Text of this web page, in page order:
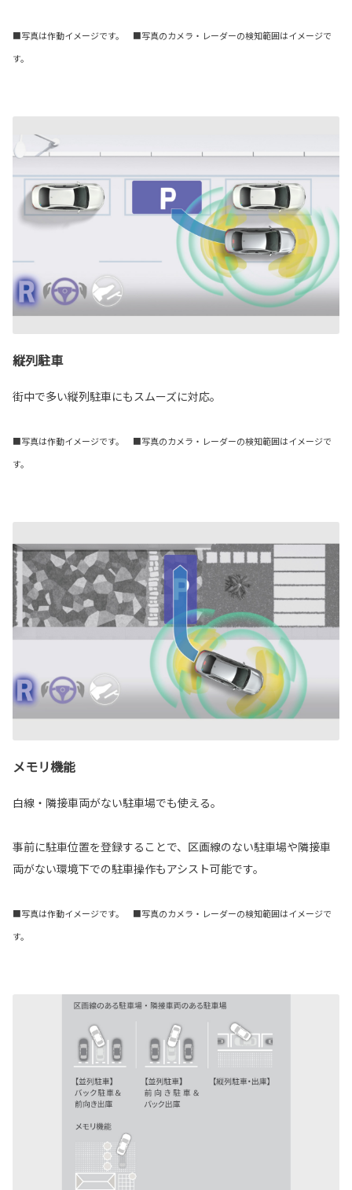
■写真は作動イメージです。 ■写真のカメラ・レーダーの検知範囲はイメージで
す。
縦列駐車
街中で多い縦列駐車にもスムーズに対応。
■写真は作動イメージです。 ■写真のカメラ・レーダーの検知範囲はイメージで
す。
メモリ機能
白線・隣接車両がない駐車場でも使える。
事前に駐車位置を登録することで、区画線のない駐車場や隣接車
両がない環境下での駐車操作もアシスト可能です。
■写真は作動イメージです。 ■写真のカメラ・レーダーの検知範囲はイメージで
す。